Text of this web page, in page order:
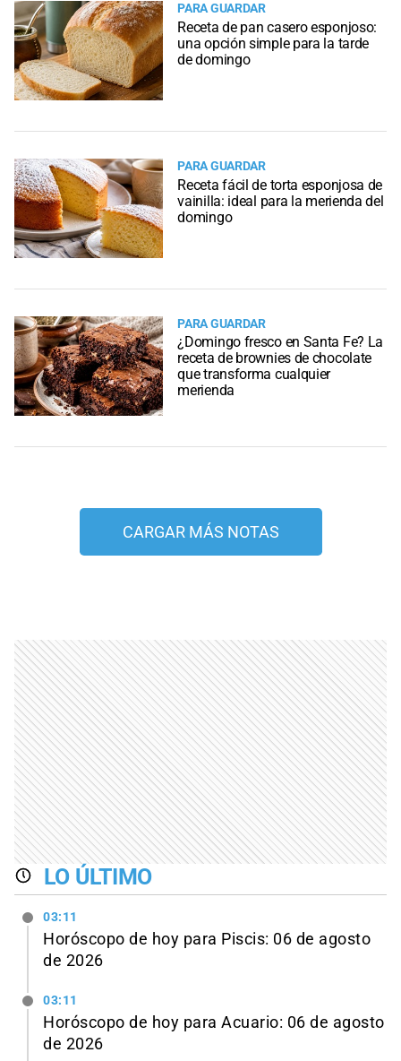
PARA GUARDAR
Receta de pan casero esponjoso:
una opción simple para la tarde
de domingo
PARA GUARDAR
Receta fácil de torta esponjosa de
vainilla: ideal para la merienda del
domingo
PARA GUARDAR
¿Domingo fresco en Santa Fe? La
receta de brownies de chocolate
que transforma cualquier
merienda
CARGAR MÁS NOTAS
LO ÚLTIMO
03:11
Horóscopo de hoy para Piscis: 06 de agosto
de 2026
03:11
Horóscopo de hoy para Acuario: 06 de agosto
de 2026